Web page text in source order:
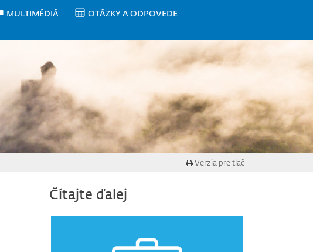
MULTIMÉDIÁ
OTÁZKY A ODPOVEDE
Verzia pre tlač
Čítajte ďalej